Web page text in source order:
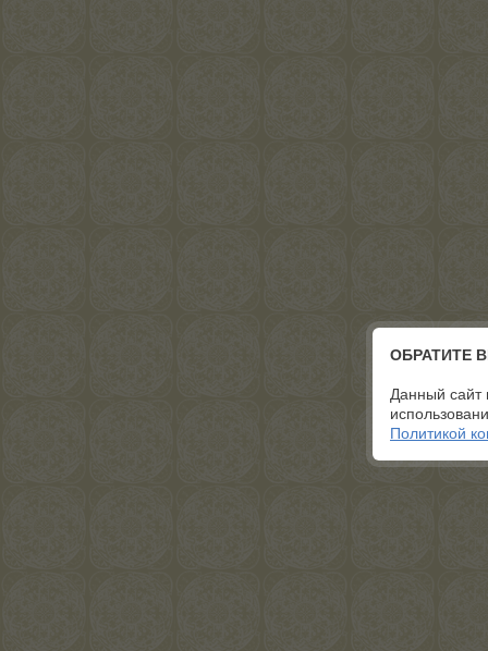
ОБРАТИТЕ
Данный сайт
Политикой